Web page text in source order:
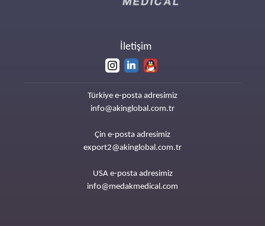
İletişim
Türkiye e-posta adresimiz
info@akinglobal.com.tr
Çin e-posta adresimiz
export2@akinglobal.com.tr
USA e-posta adresimiz
info@medakmedical.com